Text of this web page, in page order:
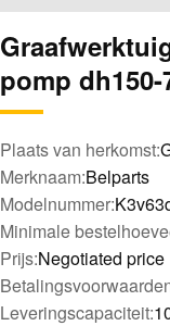
pomp
Plaats van herkomst:
Merknaam:Belparts
Modelnummer:
Minimale
Prijs:Negotiated price
Leveringscapaciteit: